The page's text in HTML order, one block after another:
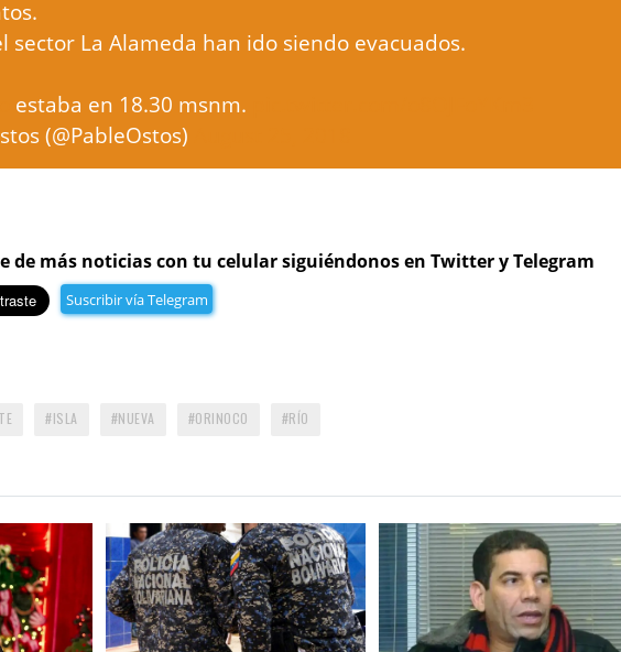
sector La Alameda han ido siendo evacuados.
estaba en 18.30 msnm.
(@PableOstos)
de más noticias con tu celular siguiéndonos en Twitter y Telegram
Suscribir vía Telegram
ISLA NUEVA ORINOCO RÍO